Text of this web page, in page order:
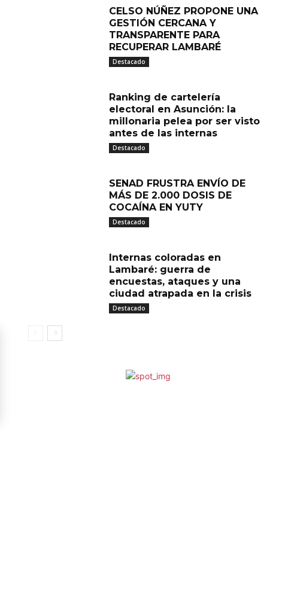
CELSO NÚÑEZ PROPONE UNA
GESTIÓN CERCANA Y
TRANSPARENTE PARA
RECUPERAR LAMBARÉ
Destacado
Ranking de cartelería
electoral en Asunción: la
millonaria pelea por ser visto
antes de las internas
Destacado
SENAD FRUSTRA ENVÍO DE
MÁS DE 2.000 DOSIS DE
COCAÍNA EN YUTY
Destacado
Internas coloradas en
Lambaré: guerra de
encuestas, ataques y una
ciudad atrapada en la crisis
Destacado